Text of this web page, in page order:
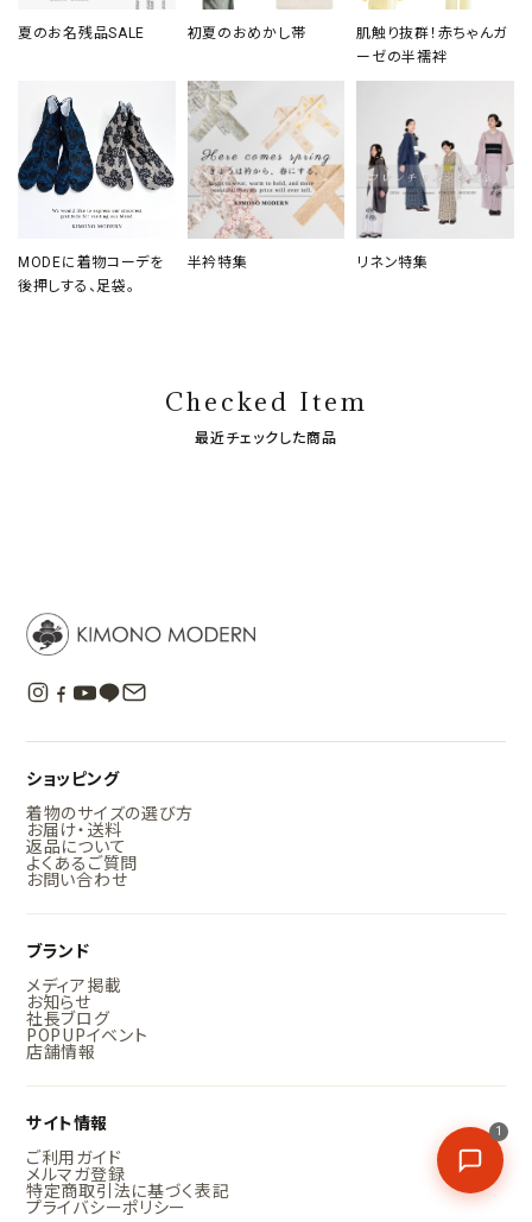
夏のお名残品SALE 初夏のおめかし帯
肌触り抜群！赤ちゃんガ
ーゼの半襦袢
MODEに着物コーデを
後押しする、足袋。
半衿特集 リネン特集
Checked Item
最近チェックした商品
ショッピング
着物のサイズの選び方
お届け・送料
返品について
よくあるご質問
お問い合わせ
ブランド
メディア掲載
お知らせ
社長ブログ
POPUPイベント
店舗情報
サイト情報
ご利用ガイド
メルマガ登録
特定商取引法に基づく表記
プライバシーポリシー
1